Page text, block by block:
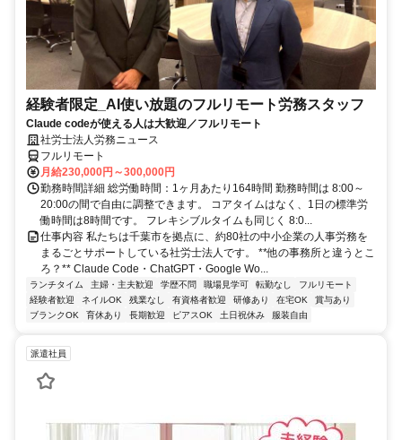
経験者限定_AI使い放題のフルリモート労務スタッフ
Claude codeが使える人は大歓迎／フルリモート
社労士法人労務ニュース
フルリモート
月給230,000円～300,000円
勤務時間詳細 総労働時間：1ヶ月あたり164時間 勤務時間は 8:00～
20:00の間で自由に調整できます。 コアタイムはなく、1日の標準労
働時間は8時間です。 フレキシブルタイムも同じく 8:0...
仕事内容 私たちは千葉市を拠点に、約80社の中小企業の人事労務を
まるごとサポートしている社労士法人です。 **他の事務所と違うとこ
ろ？** Claude Code・ChatGPT・Google Wo...
ランチタイム 主婦・主夫歓迎 学歴不問 職場見学可 転勤なし
フルリモート
経験者歓迎
ネイルOK 残業なし 有資格者歓迎 研修あり 在宅OK
賞与あり
ブランクOK
育休あり 長期歓迎 ピアスOK 土日祝休み 服装自由
派遣社員